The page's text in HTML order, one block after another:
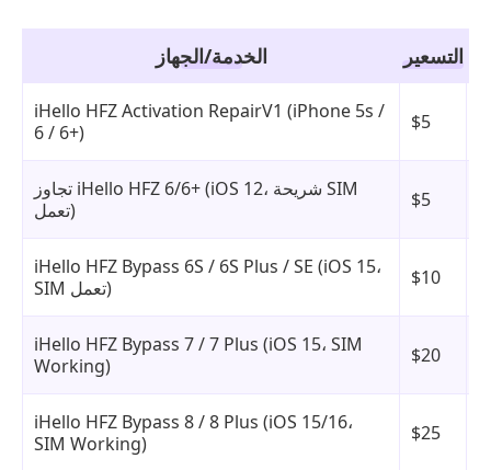
الخدمة/الجهاز التسعير
iHello HFZ Activation RepairV1 (iPhone 5s /
6 / 6+)
$5
تجاوز iHello HFZ 6/6+ (iOS 12، شريحة SIM
تعمل)
$5
iHello HFZ Bypass 6S / 6S Plus / SE (iOS 15،
SIM تعمل)
$10
iHello HFZ Bypass 7 / 7 Plus (iOS 15، SIM
Working)
$20
iHello HFZ Bypass 8 / 8 Plus (iOS 15/16،
SIM Working)
$25